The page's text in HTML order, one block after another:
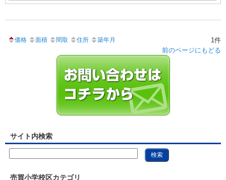
価格 面積 間取 住所 築年月
1件
前のページにもどる
サイト内検索
売買小学校区カテゴリ